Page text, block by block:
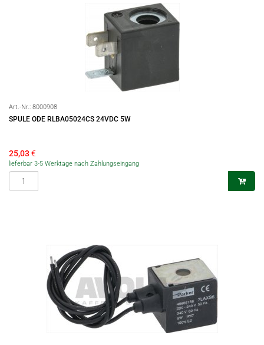
Art.-Nr.: 8000908
SPULE ODE RLBA05024CS 24VDC 5W
25,03€
lieferbar 3-5 Werktage nach Zahlungseingang